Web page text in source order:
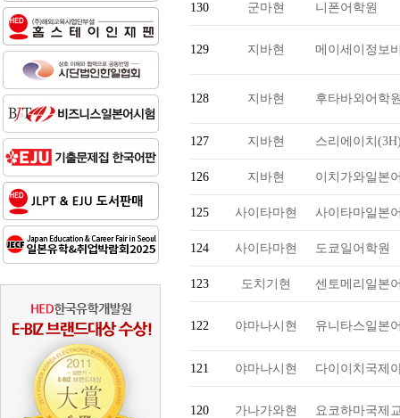
130 군마현 니폰어학원
129 지바현 메이세이정보
128 지바현 후타바외어학
127 지바현 스리에이치
126 지바현 이치가와일본
125 사이타마현 사이타마일본
124 사이타마현 도쿄일어학원
123 도치기현 센토메리일본
122 야마나시현 유니타스일본
121 야마나시현 다이이치국제
120 가나가와현 요코하마국제